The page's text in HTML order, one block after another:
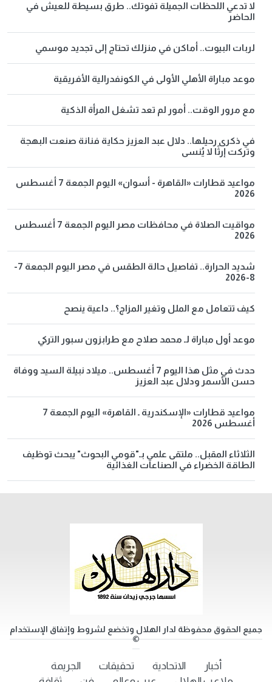
لا تدعي اللحظات الجميلة تفوتك.. طرق بسيطة للعيش في
الحاضر
لربات البيوت.. أماكن في منزلك تحتاج إلى تجديد موسمي
موعد مباراة الأهلي الأولى في الكونفدرالية الأفريقية
مع مرور الوقت.. أمور لم تعد تشغل المرأة الذكية
في ذكرى رحيلها.. دلال عبد العزيز حكاية فنانة صنعت البهجة
وتركت إرثًا لا يُنسى
مواعيد قطارات «القاهرة - أسوان» اليوم الجمعة 7 أغسطس
2026
مواقيت الصلاة في محافظات مصر اليوم الجمعة 7 أغسطس
2026
شديد الحرارة.. تفاصيل حالة الطقس في مصر اليوم الجمعة 7-
8-2026
كيف تتعامل مع الملل وتغير المزاج؟.. داعية ينصح
موعد أول مباراة لـ محمد صلاح مع طرابزون سبور التركي
حدث في مثل هذا اليوم 7 أغسطس.. ميلاد نبيلة السيد ووفاة
حسن الأسمر ودلال عبد العزيز
مواعيد قطارات «الإسكندرية ـ القاهرة» اليوم الجمعة 7
أغسطس 2026
الثلاثاء المقبل.. ملتقى علمي بـ"قومي البحوث" يبحث توظيف
الطاقة الخضراء في الصناعات الغذائية
جميع الحقوق محفوظة لدار الهلال وتخضع لشروط وإتفاق الإستخدام
©
أخبار الاتحادية تحقيقات
الجريمة